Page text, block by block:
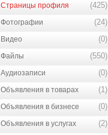
(425)
Страницы профиля
(24)
Фотографии
(0)
Видео
(550)
Файлы
(0)
Аудиозаписи
(1)
Объявления в товарах
(0)
Объявления в бизнесе
(2)
Объявления в услугах